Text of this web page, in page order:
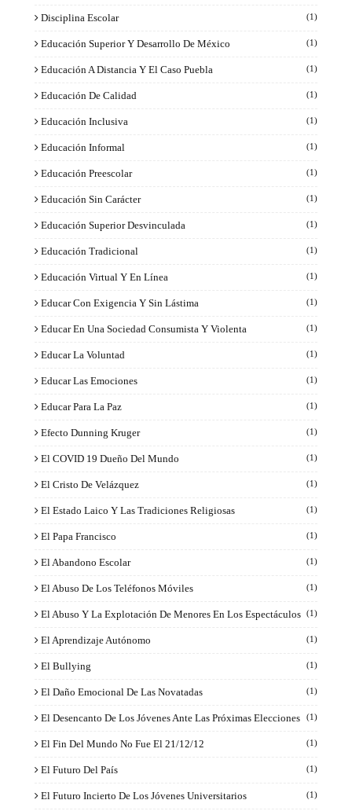
Disciplina Escolar (1)
Educación Superior Y Desarrollo De México (1)
Educación A Distancia Y El Caso Puebla (1)
Educación De Calidad (1)
Educación Inclusiva (1)
Educación Informal (1)
Educación Preescolar (1)
Educación Sin Carácter (1)
Educación Superior Desvinculada (1)
Educación Tradicional (1)
Educación Virtual Y En Línea (1)
Educar Con Exigencia Y Sin Lástima (1)
Educar En Una Sociedad Consumista Y Violenta (1)
Educar La Voluntad (1)
Educar Las Emociones (1)
Educar Para La Paz (1)
Efecto Dunning Kruger (1)
El COVID 19 Dueño Del Mundo (1)
El Cristo De Velázquez (1)
El Estado Laico Y Las Tradiciones Religiosas (1)
El Papa Francisco (1)
El Abandono Escolar (1)
El Abuso De Los Teléfonos Móviles (1)
El Abuso Y La Explotación De Menores En Los Espectáculos (1)
El Aprendizaje Autónomo (1)
El Bullying (1)
El Daño Emocional De Las Novatadas (1)
El Desencanto De Los Jóvenes Ante Las Próximas Elecciones (1)
El Fin Del Mundo No Fue El 21/12/12 (1)
El Futuro Del País (1)
El Futuro Incierto De Los Jóvenes Universitarios (1)